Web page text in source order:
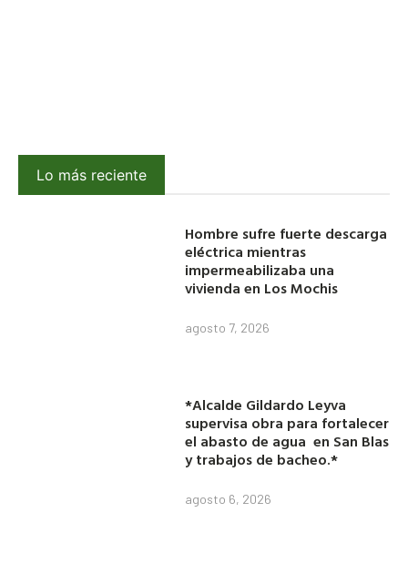
Lo más reciente
Hombre sufre fuerte descarga
eléctrica mientras
impermeabilizaba una
vivienda en Los Mochis
agosto 7, 2026
*Alcalde Gildardo Leyva
supervisa obra para fortalecer
el abasto de agua en San Blas
y trabajos de bacheo.*
agosto 6, 2026